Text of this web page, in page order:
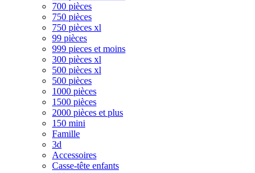
700 pièces
750 pièces
750 pièces xl
99 pièces
999 pieces et moins
300 pièces xl
500 pièces xl
500 pièces
1000 pièces
1500 pièces
2000 pièces et plus
150 mini
Famille
3d
Accessoires
Casse-tête enfants